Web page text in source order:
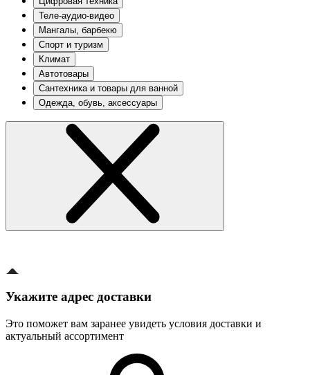
Теле-аудио-видео
Мангалы, барбекю
Спорт и туризм
Климат
Автотовары
Сантехника и товары для ванной
Одежда, обувь, аксессуары
Укажите адрес доставки
Это поможет вам заранее увидеть условия доставки и
актуальный ассортимент